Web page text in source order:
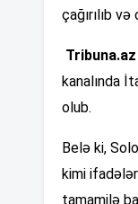
çağırılıb
Tribuna.az
kanalında
olub.
Belə ki,
kimi
tamamilə